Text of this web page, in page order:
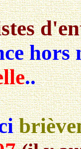
hors
..